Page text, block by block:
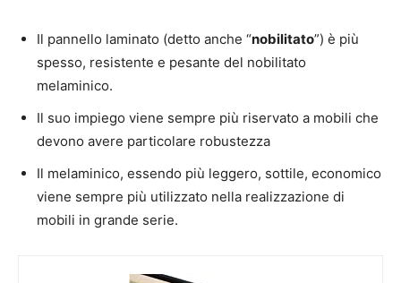
Il pannello laminato (detto anche “nobilitato”) è più
spesso, resistente e pesante del nobilitato
melaminico.
Il suo impiego viene sempre più riservato a mobili che
devono avere particolare robustezza
Il melaminico, essendo più leggero, sottile, economico
viene sempre più utilizzato nella realizzazione di
mobili in grande serie.